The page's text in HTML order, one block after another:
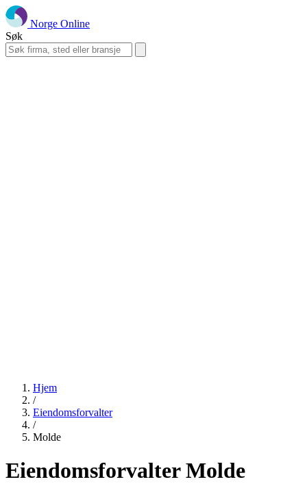
Norge Online
Søk
Hjem
/
Eiendomsforvalter
/
Molde
Eiendomsforvalter Molde